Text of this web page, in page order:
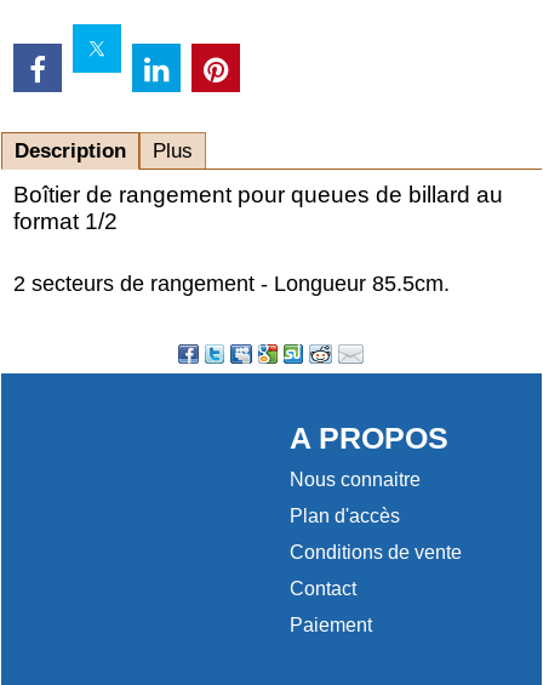
Description Plus
Boîtier de rangement pour queues de billard au
format 1/2
2 secteurs de rangement - Longueur 85.5cm.
A PROPOS
Nous connaitre
Plan d'accès
Conditions de vente
Contact
Paiement